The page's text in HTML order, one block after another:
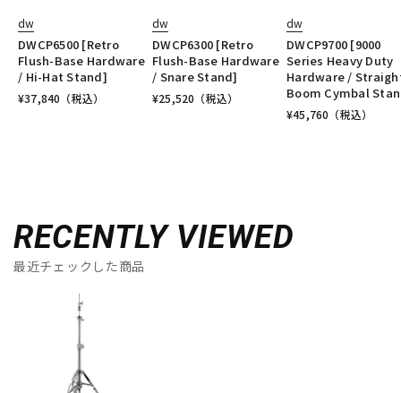
dw
DWCP6500 [Retro
Flush-Base Hardware
/ Hi-Hat Stand]
¥37,840 （税込）
dw
DWCP6300 [Retro
Flush-Base Hardware
/ Snare Stand]
¥25,520 （税込）
dw
DWCP9700 [9000
Series Heavy Duty
Hardware /
Boom Cymbal
¥45,760 （税込）
RECENTLY VIEWED
最近チェックした商品